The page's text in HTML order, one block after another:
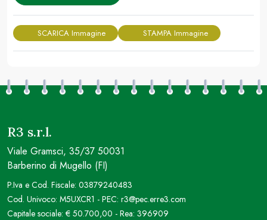
SCARICA Immagine STAMPA Immagine
R3 s.r.l.
Viale Gramsci, 35/37 50031
Barberino di Mugello (FI)
P.Iva e Cod. Fiscale: 03879240483
Cod. Univoco: M5UXCR1 - PEC: r3@pec.erre3.com
Capitale sociale: € 50.700,00 - Rea: 396909